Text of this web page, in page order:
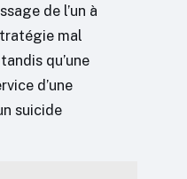
de l’un à
mal
qu’une
d’une
suicide